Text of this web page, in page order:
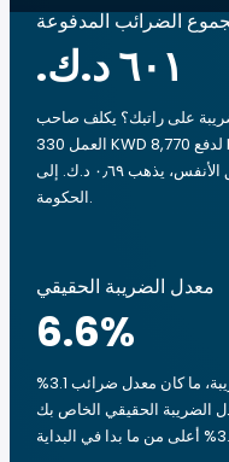
الضرائب المدفوعة
على راتبك؟ يكلف صاحب
العمل 330 KWD لدفع 8,770 KWD. بعبارة أخرى، في كل مرة تنفق فيها
مبلغاً ‏١٠ د.ك.‏من المال الذي كسبته بشق الأنفس، يذهب ‏٠٫٦٩ د.ك.‏ إلى
الحكومة.
معدل الضريبة الحقيقي
6.6%
لذلك، بدفعك أنت وصاحب العمل الضريبة، ما كان معدل ضرائب 3.1%
أن معدل الضريبة الحقيقي الخاص بك